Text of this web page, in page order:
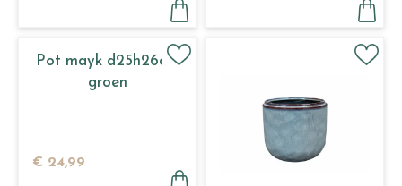
Pot mayk d25h26cm
groen
€ 24,99